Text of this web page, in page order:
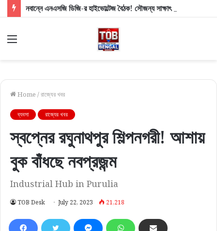
Menu
Home /রাজ্যের খবর
ব্যবসা রাজ্যের খবর
স্বপ্নের রঘুনাথপুর শিল্পনগরী! আশায়
বুক বাঁধছে নবপ্রজন্ম
Industrial Hub in Purulia
TOB Desk July 22, 2023 21,218